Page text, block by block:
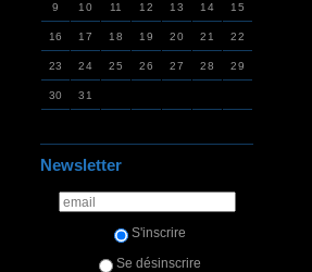
9 10 11 12 13 14 15
16 17 18 19 20 21 22
23 24 25 26 27 28 29
30 31
Newsletter
S'inscrire
Se désinscrire